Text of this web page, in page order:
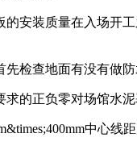
装质量在入场开工
查地面有没有做防
正负零对场馆水泥
中心线距